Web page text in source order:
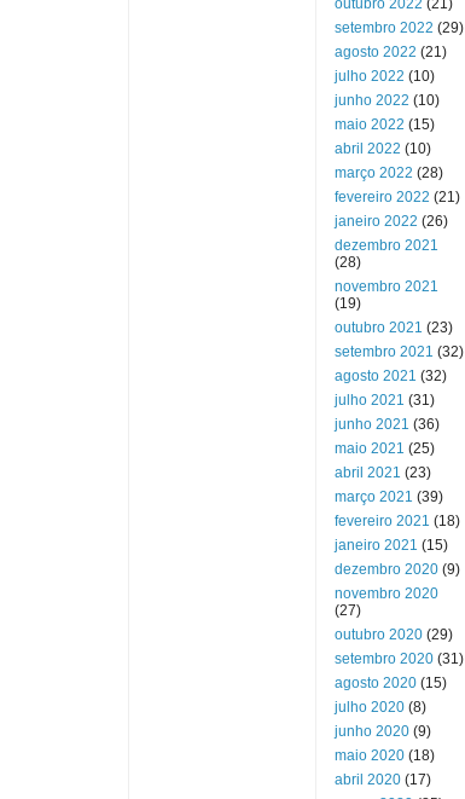
outubro 2022 (21)
setembro 2022 (29)
agosto 2022 (21)
julho 2022 (10)
junho 2022 (10)
maio 2022 (15)
abril 2022 (10)
março 2022 (28)
fevereiro 2022 (21)
janeiro 2022 (26)
dezembro 2021
(28)
novembro 2021
(19)
outubro 2021 (23)
setembro 2021 (32)
agosto 2021 (32)
julho 2021 (31)
junho 2021 (36)
maio 2021 (25)
abril 2021 (23)
março 2021 (39)
fevereiro 2021 (18)
janeiro 2021 (15)
dezembro 2020 (9)
novembro 2020
(27)
outubro 2020 (29)
setembro 2020 (31)
agosto 2020 (15)
julho 2020 (8)
junho 2020 (9)
maio 2020 (18)
abril 2020 (17)